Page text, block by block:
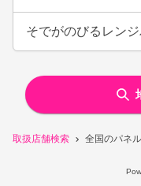
取扱店舗検索 全国のパネ
そでがのびるレン